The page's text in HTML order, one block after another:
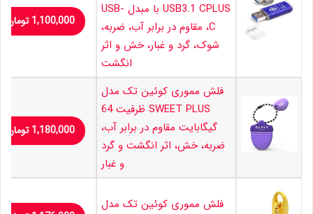
USB3.1 CPLUS با مبدل USB-
C، مقاوم در برابر آب، ضربه،
شوک، گرد و غبار، خش و اثر
انگشت
1,100,000 تومان
فلش مموری کوئین تک مدل
SWEET PLUS ظرفیت 64
گیگابایت مقاوم در برابر آب،
ضربه، خش، اثر انگشت و گرد
و غبار
1,180,000 تومان
فلش مموری کوئین تک مدل